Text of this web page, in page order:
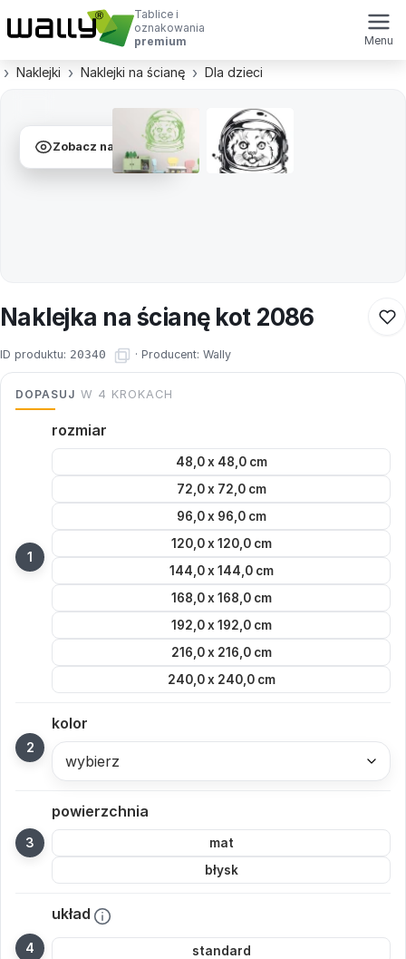
Tablice i
oznakowania
premium
Menu
Naklejki Naklejki na ścianę Dla dzieci
Zobacz na ścianie
Naklejka na ścianę kot 2086
ID produktu: 20340 · Producent: Wally
DOPASUJ W 4 KROKACH
rozmiar
48,0 x 48,0 cm
72,0 x 72,0 cm
96,0 x 96,0 cm
120,0 x 120,0 cm
144,0 x 144,0 cm
168,0 x 168,0 cm
192,0 x 192,0 cm
216,0 x 216,0 cm
240,0 x 240,0 cm
kolor
wybierz
powierzchnia
mat
błysk
układ
standard